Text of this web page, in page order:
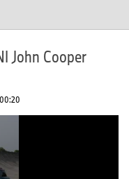
John Cooper